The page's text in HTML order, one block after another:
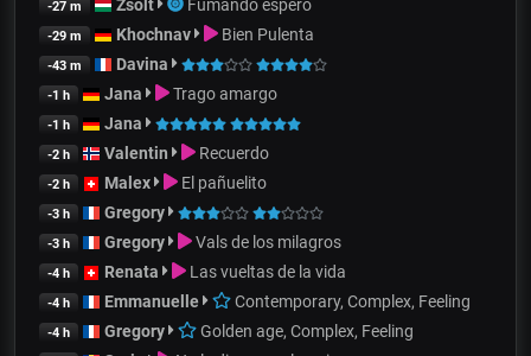
-27 m Zsolt Fumando espero
-29 m Khochnav Bien Pulenta
-43 m Davina
-1 h Jana Trago amargo
-1 h Jana
-2 h Valentin Recuerdo
-2 h Malex El pañuelito
-3 h Gregory
-3 h Gregory Vals de los milagros
-4 h Renata Las vueltas de la vida
-4 h Emmanuelle Contemporary, Complex, Feeling
-4 h Gregory Golden age, Complex, Feeling